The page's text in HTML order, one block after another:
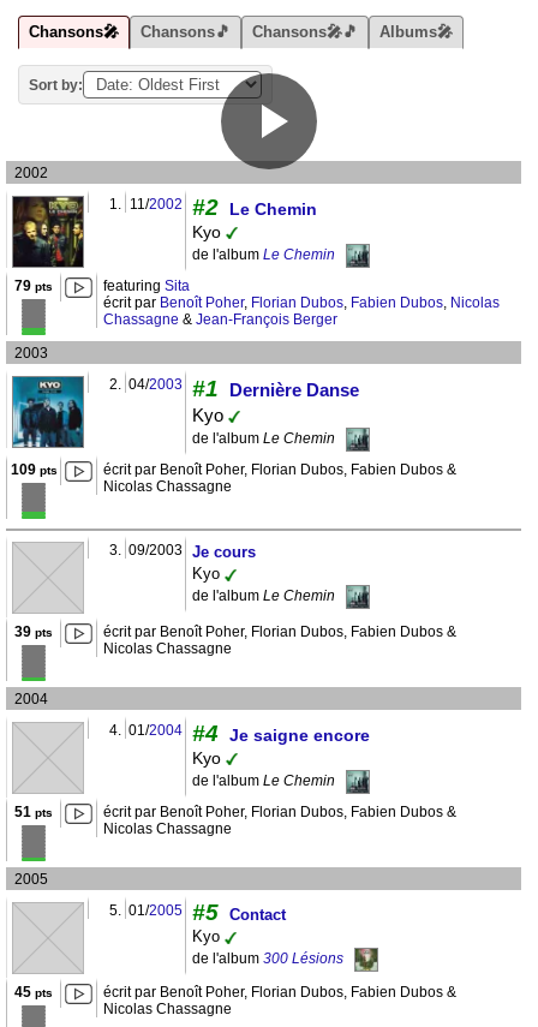
Chansons🎤 Chansons🎵 Chansons🎤🎵 Albums🎤
Sort by:
2002
1. 11/2002 #2
Le Chemin
Kyo
de l'album Le Chemin
79 pts featuring Sita
écrit par Benoît Poher, Florian Dubos, Fabien Dubos, Nicolas
Chassagne & Jean-François Berger
2003
2. 04/2003 #1
Dernière Danse
Kyo
de l'album Le Chemin
109pts
écrit par Benoît Poher, Florian Dubos, Fabien Dubos &
Nicolas Chassagne
3. 09/2003 Je cours
Kyo
de l'album Le Chemin
39 pts
écrit par Benoît Poher, Florian Dubos, Fabien Dubos &
Nicolas Chassagne
2004
4. 01/2004 #4 Je saigne encore
Kyo
de l'album Le Chemin
51 pts
écrit par Benoît Poher, Florian Dubos, Fabien Dubos &
Nicolas Chassagne
2005
5. 01/2005 #5 Contact
Kyo
de l'album 300 Lésions
45 pts
écrit par Benoît Poher, Florian Dubos, Fabien Dubos &
Nicolas Chassagne